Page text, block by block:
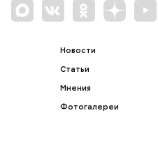
Новости
Статьи
Мнения
Фотогалереи